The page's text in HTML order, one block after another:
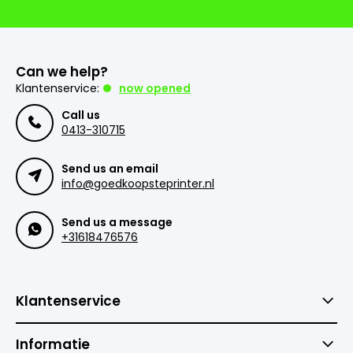
Can we help?
Klantenservice:
now opened
Call us
0413-310715
Send us an email
info@goedkoopsteprinter.nl
Send us a message
+31618476576
Klantenservice
Informatie